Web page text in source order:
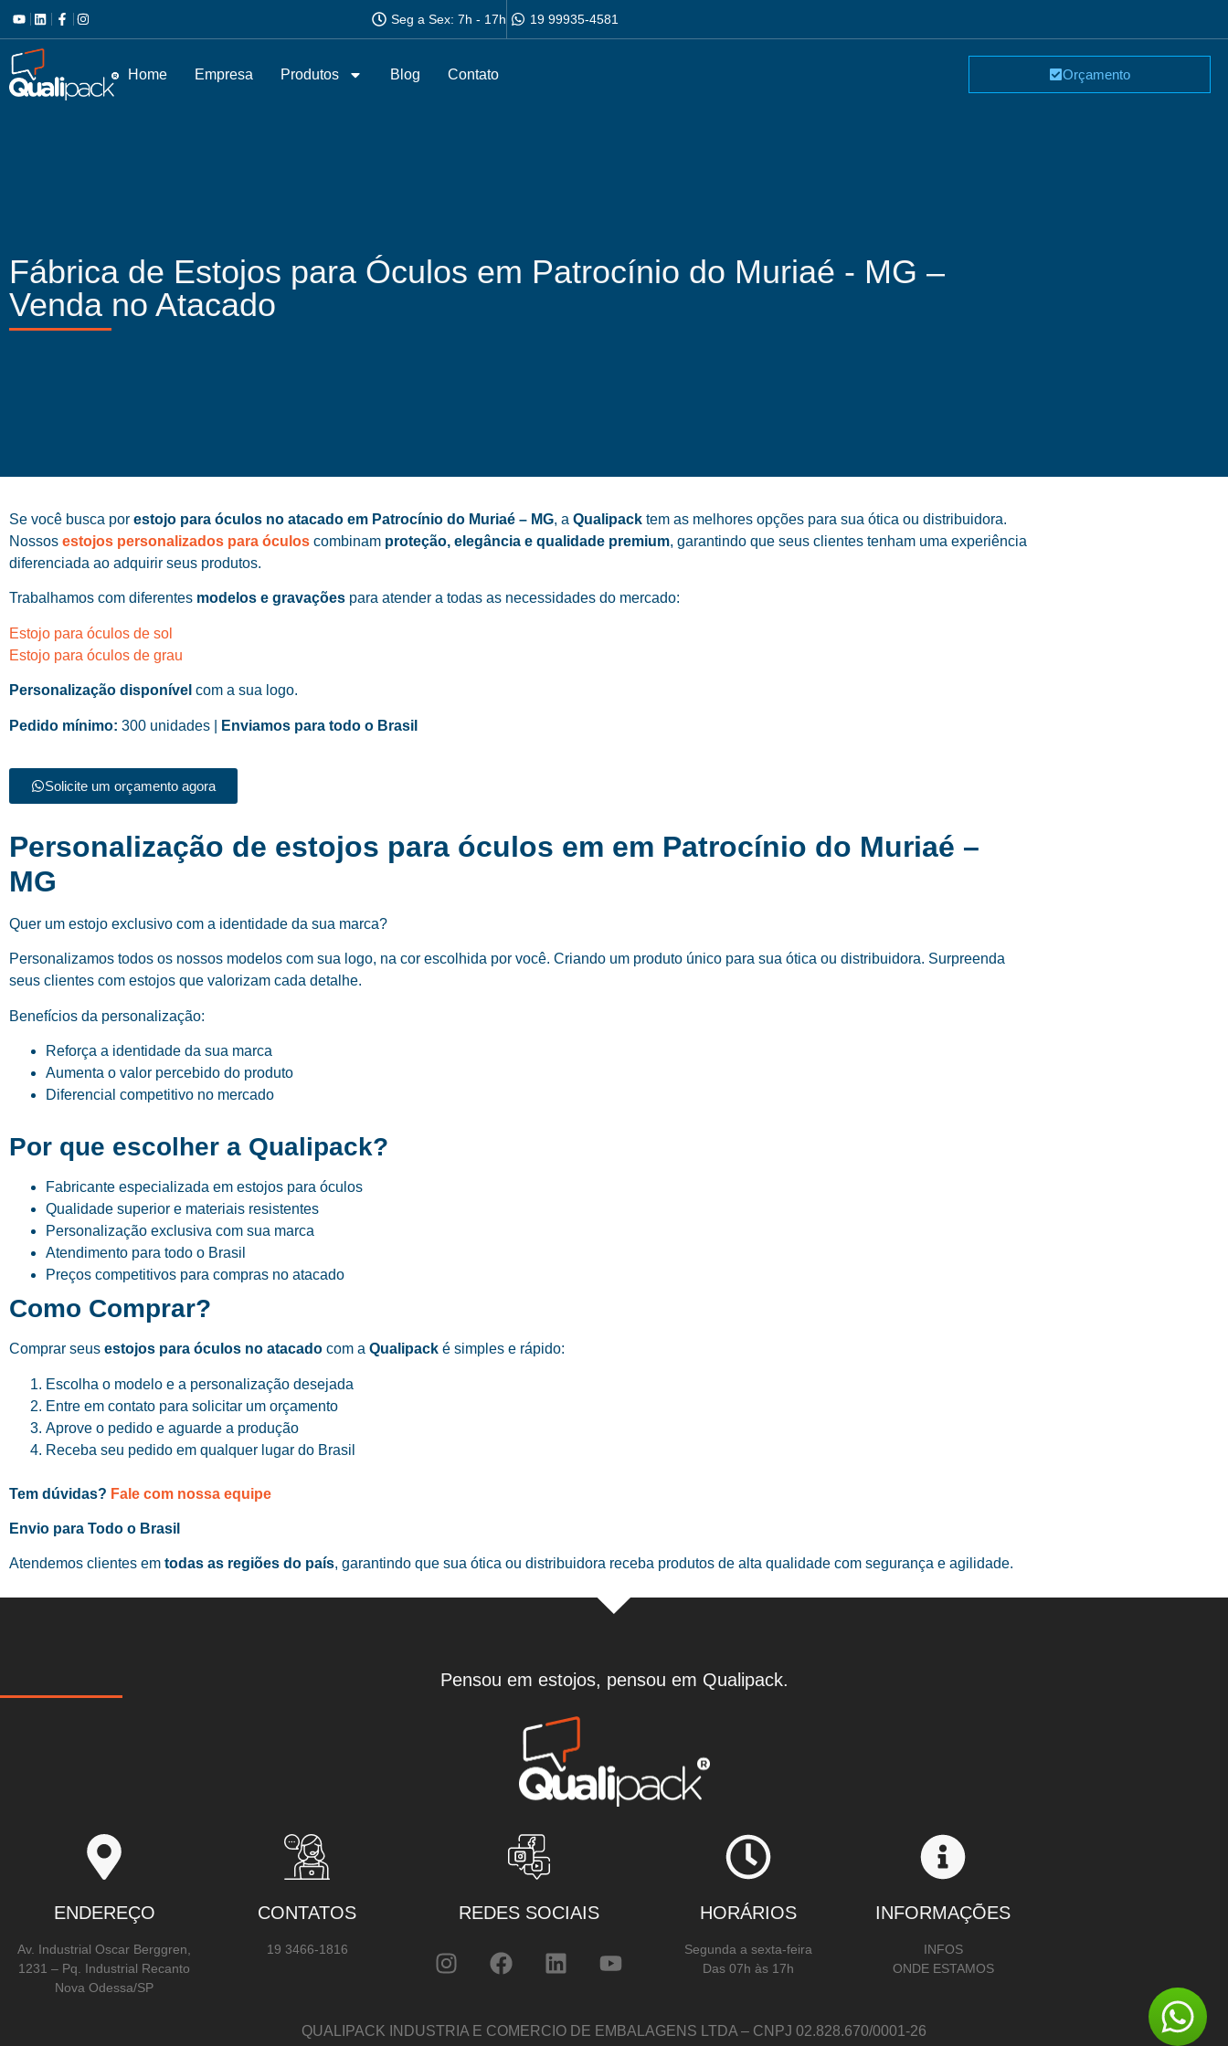
Seg a Sex: 7h - 17h 19 99935-4581
Home Empresa Produtos Blog Contato Orçamento
Fábrica de Estojos para Óculos em Patrocínio do Muriaé - MG –
Venda no Atacado
Se você busca por estojo para óculos no atacado em Patrocínio do Muriaé – MG, a Qualipack tem as melhores opções para sua ótica ou distribuidora.
Nossos estojos personalizados para óculos combinam proteção, elegância e qualidade premium, garantindo que seus clientes tenham uma experiência
diferenciada ao adquirir seus produtos.
Trabalhamos com diferentes modelos e gravações para atender a todas as necessidades do mercado:
Estojo para óculos de sol
Estojo para óculos de grau
Personalização disponível com a sua logo.
Pedido mínimo: 300 unidades | Enviamos para todo o Brasil
Solicite um orçamento agora
Personalização de estojos para óculos em em Patrocínio do Muriaé –
MG
Quer um estojo exclusivo com a identidade da sua marca?
Personalizamos todos os nossos modelos com sua logo, na cor escolhida por você. Criando um produto único para sua ótica ou distribuidora. Surpreenda
seus clientes com estojos que valorizam cada detalhe.
Benefícios da personalização:
Reforça a identidade da sua marca
Aumenta o valor percebido do produto
Diferencial competitivo no mercado
Por que escolher a Qualipack?
Fabricante especializada em estojos para óculos
Qualidade superior e materiais resistentes
Personalização exclusiva com sua marca
Atendimento para todo o Brasil
Preços competitivos para compras no atacado
Como Comprar?
Comprar seus estojos para óculos no atacado com a Qualipack é simples e rápido:
Escolha o modelo e a personalização desejada
Entre em contato para solicitar um orçamento
Aprove o pedido e aguarde a produção
Receba seu pedido em qualquer lugar do Brasil
Tem dúvidas? Fale com nossa equipe
Envio para Todo o Brasil
Atendemos clientes em todas as regiões do país, garantindo que sua ótica ou distribuidora receba produtos de alta qualidade com segurança e agilidade.
Pensou em estojos, pensou em Qualipack.
ENDEREÇO
Av. Industrial Oscar Berggren,
1231 – Pq. Industrial Recanto
Nova Odessa/SP
CONTATOS
19 3466-1816
REDES SOCIAIS HORÁRIOS
Segunda a sexta-feira
Das 07h às 17h
INFORMAÇÕES
INFOS
ONDE ESTAMOS
QUALIPACK INDUSTRIA E COMERCIO DE EMBALAGENS LTDA – CNPJ 02.828.670/0001-26